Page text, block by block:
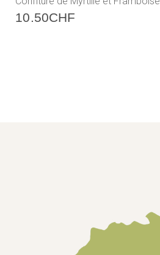
10.50CHF